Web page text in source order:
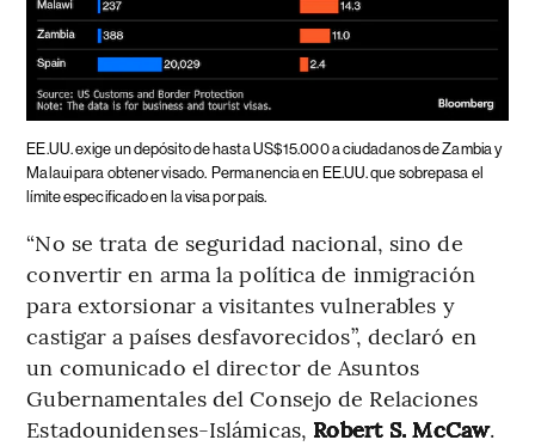
EE.UU. exige un depósito de hasta US$15.000 a ciudadanos de Zambia y
Malaui para obtener visado. Permanencia en EE.UU. que sobrepasa el
límite especificado en la visa por país.
“No se trata de seguridad nacional, sino de
convertir en arma la política de inmigración
para extorsionar a visitantes vulnerables y
castigar a países desfavorecidos”, declaró en
un comunicado el director de Asuntos
Gubernamentales del Consejo de Relaciones
Estadounidenses-Islámicas, Robert S. McCaw.